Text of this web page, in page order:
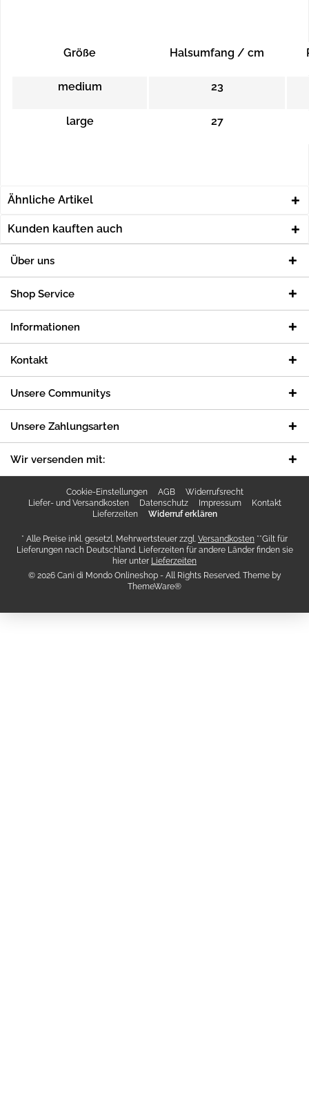
Größe Halsumfang / cm
medium 23
large 27
Ähnliche Artikel
Kunden kauften auch
Über uns
Shop Service
Informationen
Kontakt
Unsere Communitys
Unsere Zahlungsarten
Wir versenden mit:
Cookie-Einstellungen AGB
Widerrufsrecht
Liefer- und Versandkosten
Datenschutz Impressum
Kontakt
Lieferzeiten
Widerruf erklären
* Alle Preise inkl. gesetzl. Mehrwertsteuer zzgl. Versandkosten **Gilt für
Lieferungen nach Deutschland. Lieferzeiten für andere Länder finden sie
hier unter Lieferzeiten
© 2026 Cani di Mondo Onlineshop - All Rights Reserved. Theme by
ThemeWare®